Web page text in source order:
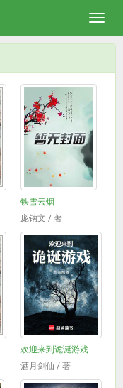
铁雪云烟
庞钠文 / 著
欢迎来到诡诞游戏
酒月剑仙 / 著